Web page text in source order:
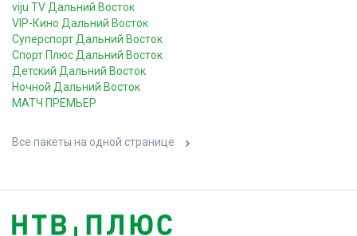
viju TV Дальний Восток
VIP-Кино Дальний Восток
Суперспорт Дальний Восток
Спорт Плюс Дальний Восток
Детский Дальний Восток
Ночной Дальний Восток
МАТЧ ПРЕМЬЕР
Все пакеты на одной странице